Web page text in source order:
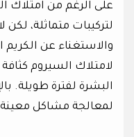
على الرغم من امتلاك
لتركيبات متماثلة، لكن
والاستغناء عن
لامتلاك السيروم كثافة
البشرة لفترة طويلة.
لمعالجة مشاكل معينة